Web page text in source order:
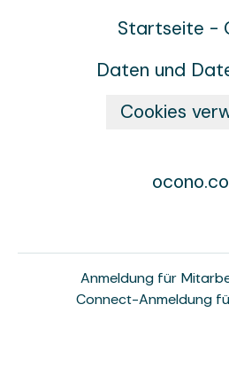
Startseite -
Daten und
Cookies
Anmeldung für
Connect-Anmeldung